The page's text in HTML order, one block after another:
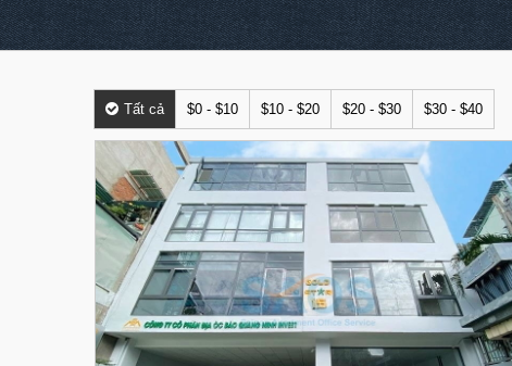
Tất cả $0 - $10 $10 - $20 $20 - $30 $30 - $40